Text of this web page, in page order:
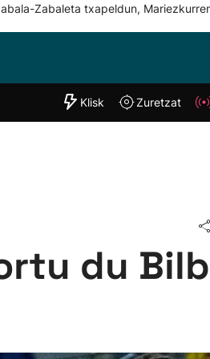
Zabaleta txapeldun,
"Helmuga"
Klisk Zuretzat
du